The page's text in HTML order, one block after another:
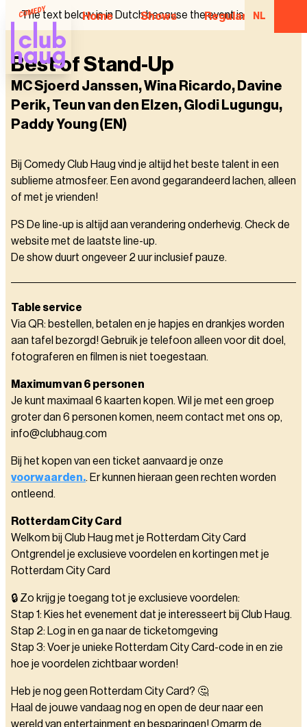
Home Shows Regular NL
The text below is in Dutch because the event is in Dutch.
Best of Stand-Up
MC Sjoerd Janssen, Wina Ricardo, Davine
Perik, Teun van den Elzen, Glodi Lugungu,
Paddy Young (EN)
Bij Comedy Club Haug vind je altijd het beste talent in een
sublieme atmosfeer. Een avond gegarandeerd lachen, alleen
of met je vrienden!
PS De line-up is altijd aan verandering onderhevig. Check de
website met de laatste line-up.
De show duurt ongeveer 2 uur inclusief pauze.
Table service
Via QR: bestellen, betalen en je hapjes en drankjes worden
aan tafel bezorgd! Gebruik je telefoon alleen voor dit doel,
fotograferen en filmen is niet toegestaan.
Maximum van 6 personen
Je kunt maximaal 6 kaarten kopen. Wil je met een groep
groter dan 6 personen komen, neem contact met ons op,
info@clubhaug.com
Bij het kopen van een ticket aanvaard je onze
voorwaarden.. Er kunnen hieraan geen rechten worden
ontleend.
Rotterdam City Card
Welkom bij Club Haug met je Rotterdam City Card
Ontgrendel je exclusieve voordelen en kortingen met je
Rotterdam City Card
🔒 Zo krijg je toegang tot je exclusieve voordelen:
Stap 1: Kies het evenement dat je interesseert bij Club Haug.
Stap 2: Log in en ga naar de ticketomgeving
Stap 3: Voer je unieke Rotterdam City Card-code in en zie
hoe je voordelen zichtbaar worden!
Heb je nog geen Rotterdam City Card? 🤔
Haal de jouwe vandaag nog en open de deur naar een
wereld van entertainment en besparingen! Omarm de